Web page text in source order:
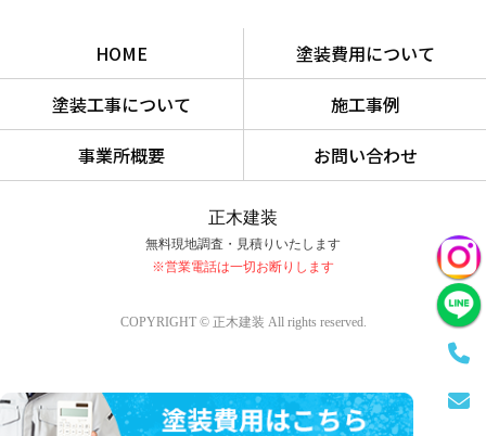
HOME
塗装費用について
塗装工事について
施工事例
事業所概要
お問い合わせ
正木建装
無料現地調査・見積りいたします
※営業電話は一切お断りします
COPYRIGHT © 正木建装 All rights reserved.